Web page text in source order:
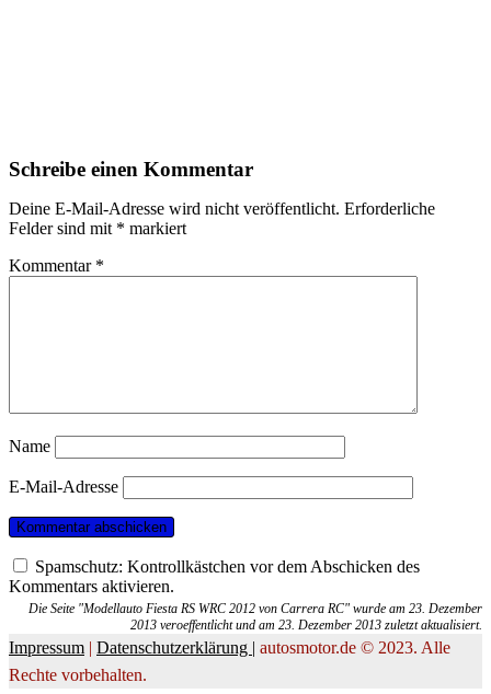
Schreibe einen Kommentar
Deine E-Mail-Adresse wird nicht veröffentlicht. Erforderliche
Felder sind mit * markiert
Kommentar *
Name
E-Mail-Adresse
Spamschutz: Kontrollkästchen vor dem Abschicken des
Kommentars aktivieren.
Die Seite "Modellauto Fiesta RS WRC 2012 von Carrera RC" wurde am 23. Dezember
2013 veroeffentlicht und am 23. Dezember 2013 zuletzt aktualisiert.
Impressum | Datenschutzerklärung | autosmotor.de © 2023. Alle
Rechte vorbehalten.